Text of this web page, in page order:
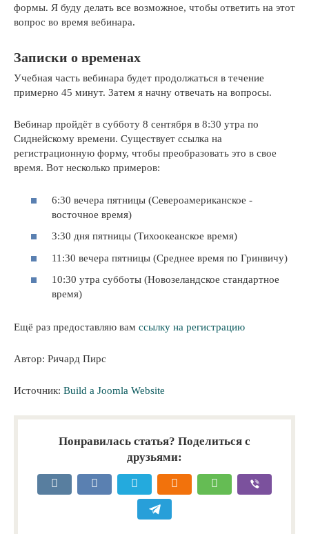
формы. Я буду делать все возможное, чтобы ответить на этот
вопрос во время вебинара.
Записки о временах
Учебная часть вебинара будет продолжаться в течение
примерно 45 минут. Затем я начну отвечать на вопросы.
Вебинар пройдёт в субботу 8 сентября в 8:30 утра по
Сиднейскому времени. Существует ссылка на
регистрационную форму, чтобы преобразовать это в свое
время. Вот несколько примеров:
6:30 вечера пятницы (Североамериканское -
восточное время)
3:30 дня пятницы (Тихоокеанское время)
11:30 вечера пятницы (Среднее время по Гринвичу)
10:30 утра субботы (Новозеландское стандартное
время)
Ещё раз предоставляю вам ссылку на регистрацию
Автор: Ричард Пирс
Источник: Build a Joomla Website
Понравилась статья? Поделиться с
друзьями: